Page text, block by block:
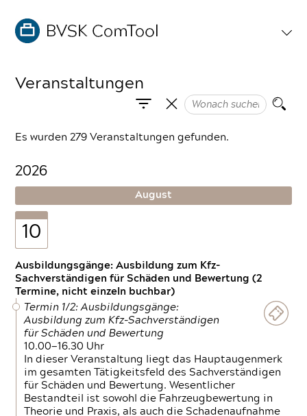
Veranstaltungen
Es wurden 279 Veranstaltungen gefunden.
2026
August
10
Ausbildungsgänge: Ausbildung zum Kfz-
Sachverständigen für Schäden und Bewertung (2
Termine, nicht einzeln buchbar)
Termin 1/2: Ausbildungsgänge:
Ausbildung zum Kfz-Sachverständigen
für Schäden und Bewertung
10.00—16.30 Uhr
In dieser Veranstaltung liegt das Hauptaugenmerk
im gesamten Tätigkeitsfeld des Sachverständigen
für Schäden und Bewertung. Wesentlicher
Bestandteil ist sowohl die Fahrzeugbewertung in
Theorie und Praxis, als auch die Schadenaufnahme